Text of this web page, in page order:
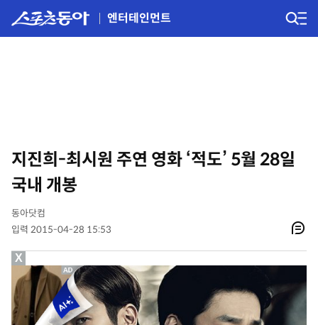
엔터테인먼트
지진희-최시원 주연 영화 ‘적도’ 5월 28일
국내 개봉
동아닷컴
입력 2015-04-28 15:53
X